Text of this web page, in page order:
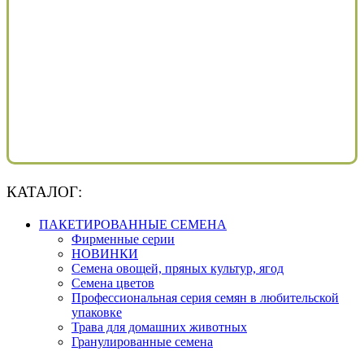
КАТАЛОГ:
ПАКЕТИРОВАННЫЕ СЕМЕНА
Фирменные серии
НОВИНКИ
Семена овощей, пряных культур, ягод
Семена цветов
Профессиональная серия семян в любительской
упаковке
Трава для домашних животных
Гранулированные семена